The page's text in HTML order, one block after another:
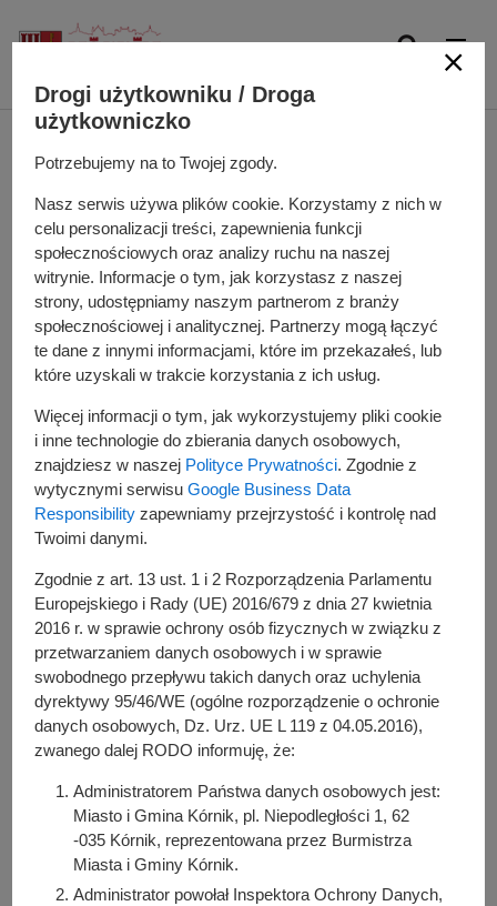
Nabór na stanowisko
Specjalista ds. funduszy
Dodano2025-11-13
Lokalna Grupa Działania Lider
Zielonej Wielkopolski ogłasza nabór
na stanowisko Specjalista ds.
funduszy
Szczegółowe informacje na stronie
liderzielonejwielkopolski.pl
Autor wpisu
Bartosz Przybylski
Podziel się z innymi:
Facebook
Drogi użytkowniku / Droga
użytkowniczko
Potrzebujemy na to Twojej zgody.
Nasz serwis używa plików cookie. Korzystamy z nich w
celu personalizacji treści, zapewnienia funkcji
społecznościowych oraz analizy ruchu na naszej
witrynie. Informacje o tym, jak korzystasz z naszej
strony, udostępniamy naszym partnerom z branży
społecznościowej i analitycznej. Partnerzy mogą łączyć
te dane z innymi informacjami, które im przekazałeś, lub
które uzyskali w trakcie korzystania z ich usług.
Więcej informacji o tym, jak wykorzystujemy pliki cookie
i inne technologie do zbierania danych osobowych,
znajdziesz w naszej Polityce Prywatności. Zgodnie z
wytycznymi serwisuGoogle Business Data
Responsibility zapewniamy przejrzystość i kontrolę nad
Twoimi danymi.
Zgodnie z art. 13 ust. 1 i 2 Rozporządzenia Parlamentu
Europejskiego i Rady (UE) 2016/679 z dnia 27 kwietnia
2016 r. w sprawie ochrony osób fizycznych w związku z
przetwarzaniem danych osobowych i w sprawie
swobodnego przepływu takich danych oraz uchylenia
dyrektywy 95/46/WE (ogólne rozporządzenie o ochronie
danych osobowych, Dz. Urz. UE L 119 z 04.05.2016),
zwanego dalej RODO informuję, że:
Administratorem Państwa danych osobowych jest:
Miasto i Gmina Kórnik, pl. Niepodległości 1, 62
-035 Kórnik, reprezentowana przez Burmistrza
Miasta i Gminy Kórnik.
Administrator powołał Inspektora Ochrony Danych,